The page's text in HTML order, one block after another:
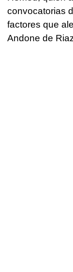
convocatorias
factores que
Andone de